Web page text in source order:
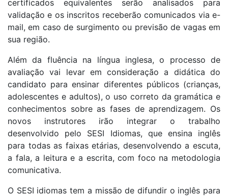
certificados equivalentes serão analisados para
validação e os inscritos receberão comunicados via e-
mail, em caso de surgimento ou previsão de vagas em
sua região.
Além da fluência na língua inglesa, o processo de
avaliação vai levar em consideração a didática do
candidato para ensinar diferentes públicos (crianças,
adolescentes e adultos), o uso correto da gramática e
conhecimentos sobre as fases de aprendizagem. Os
novos instrutores irão integrar o trabalho
desenvolvido pelo SESI Idiomas, que ensina inglês
para todas as faixas etárias, desenvolvendo a escuta,
a fala, a leitura e a escrita, com foco na metodologia
comunicativa.
O SESI idiomas tem a missão de difundir o inglês para